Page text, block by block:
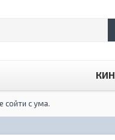
сойти с ума.